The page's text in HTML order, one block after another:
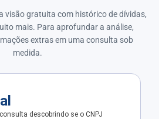
visão gratuita com histórico de dívidas,
mais. Para aprofundar a análise,
extras em uma consulta sob
medida.
descobrindo se o CNPJ